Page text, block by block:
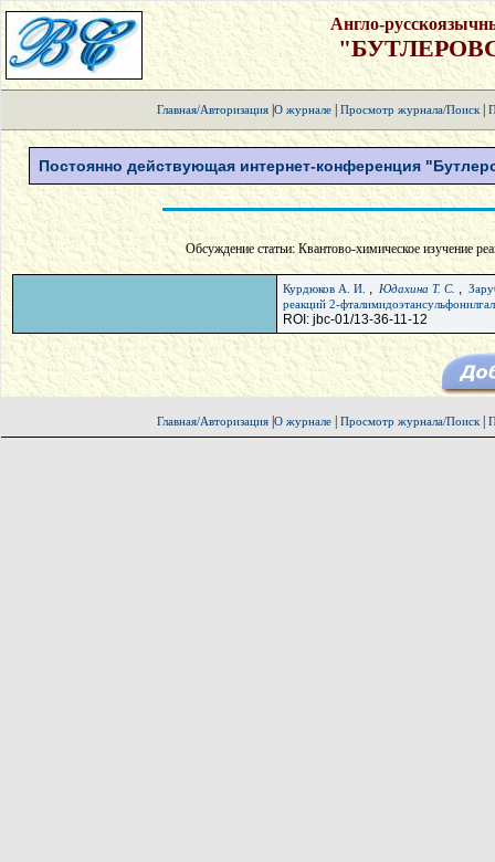
Англо-
Главная/Авторизация| О журнале| Просмотр журнала/Поиск|
Постоянно действующая интернет-конференция
Обсуждение статьи: Квантово-химическое изучение
Курдюков А. И. , Юдахина Т. С. ,
реакций 2-
ROI: jbc-01/13-36-11-12
Главная/Авторизация| О журнале| Просмотр журнала/Поиск|